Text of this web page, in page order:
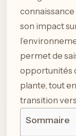
son impact
permet de
opportunités
plante, tout
transition
Sommaire